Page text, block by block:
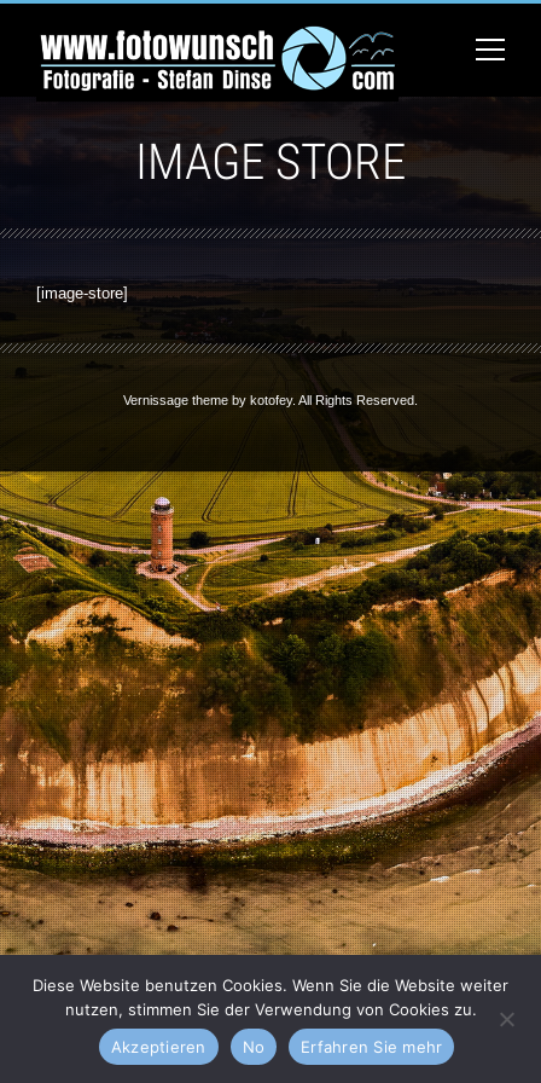
IMAGE STORE
[image-store]
Vernissage theme by kotofey. All Rights Reserved.
Diese Website benutzen Cookies. Wenn Sie die Website weiter
nutzen, stimmen Sie der Verwendung von Cookies zu.
Akzeptieren
No Erfahren Sie mehr